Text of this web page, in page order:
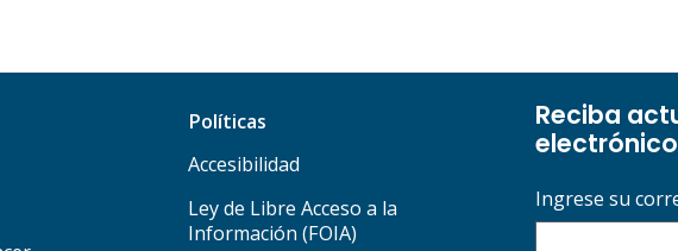
Políticas
Accesibilidad
Ley de Libre Acceso a la
Información (FOIA)
Reciba
electrónico
Ingrese su